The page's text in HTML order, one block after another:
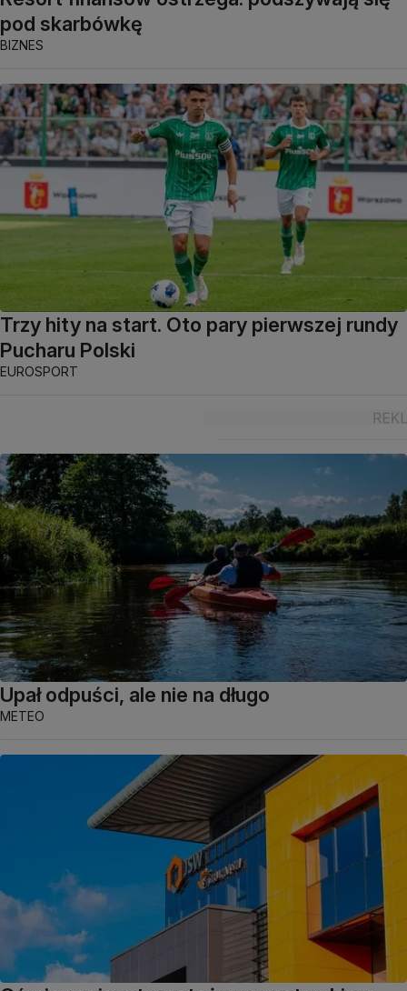
pod skarbówkę
BIZNES
Trzy hity na start. Oto pary pierwszej rundy
Pucharu Polski
EUROSPORT
Upał odpuści, ale nie na długo
METEO